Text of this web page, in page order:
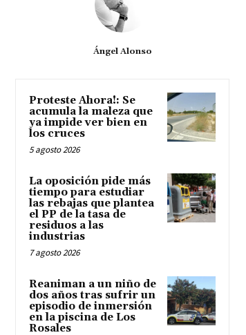
Ángel Alonso
Proteste Ahora!: Se
acumula la maleza que
ya impide ver bien en
los cruces
5 agosto 2026
La oposición pide más
tiempo para estudiar
las rebajas que plantea
el PP de la tasa de
residuos a las
industrias
7 agosto 2026
Reaniman a un niño de
dos años tras sufrir un
episodio de inmersión
en la piscina de Los
Rosales